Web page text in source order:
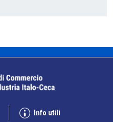
Info utili